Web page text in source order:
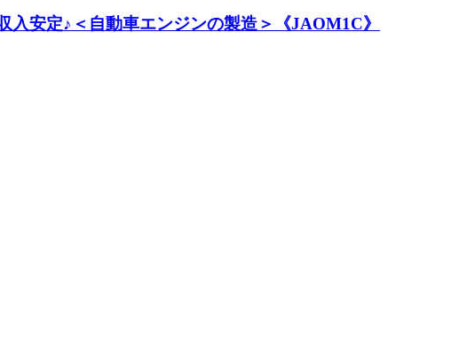
安定♪＜自動車エンジンの製造＞《JAOM1C》